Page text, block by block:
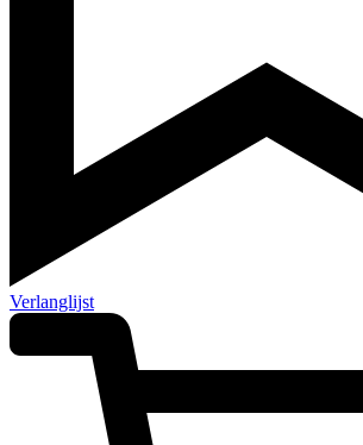
Verlanglijst